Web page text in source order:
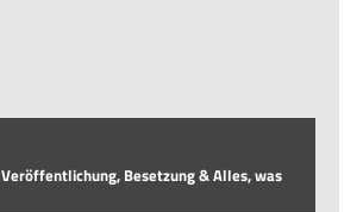
Besetzung & Alles, was